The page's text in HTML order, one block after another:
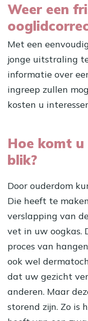
Weer een
Met een
jonge uitstraling
informatie over
ingreep zullen
kosten u
Hoe komt
blik?
Door ouderdom
Die heeft te
verslapping van
vet in uw oogkas.
proces van
ook wel
dat uw gezicht
anderen. Maar
storend zijn. Zo is